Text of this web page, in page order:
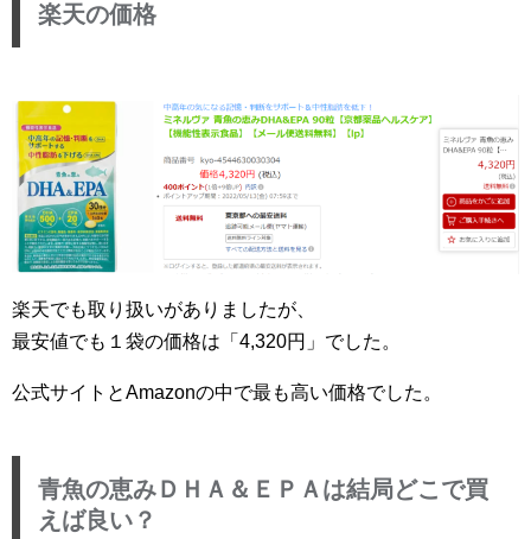
楽天の価格
楽天でも取り扱いがありましたが、
最安値でも１袋の価格は「4,320円」でした。
公式サイトとAmazonの中で最も高い価格でした。
青魚の恵みＤＨＡ＆ＥＰＡは結局どこで買
えば良い？